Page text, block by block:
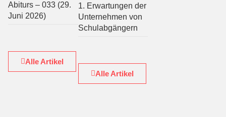
Abiturs – 033 (29.
Juni 2026)
Alle Artikel
1. Erwartungen der
Unternehmen von
Schulabgängern
Alle Artikel